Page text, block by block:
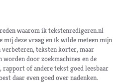
reden waarom ik tekstenredigeren.nl
mij deze vraag en ik wilde meteen mijn
teksten korter, maar
door zoekmachines en de
rapport of andere tekst goed leesbaar
daar even goed over nadenken.